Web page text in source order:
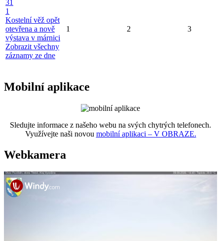
31
1
Kostelní věž opět
otevřena a nově
výstava v márnici
Zobrazit všechny
záznamy ze dne
1 2 3
Mobilní aplikace
Sledujte informace z našeho webu na svých chytrých telefonech.
Využívejte naši novou mobilní aplikaci – V OBRAZE.
Webkamera